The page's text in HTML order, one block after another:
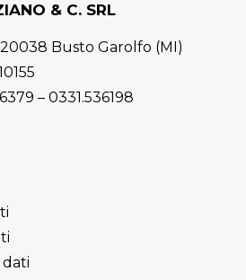
& C. SRL
Busto Garolfo (MI)
– 0331.536198